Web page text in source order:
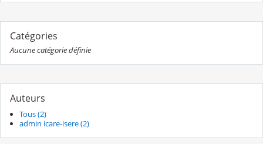
Catégories
Aucune catégorie définie
Auteurs
Tous (2)
admin icare-isere (2)